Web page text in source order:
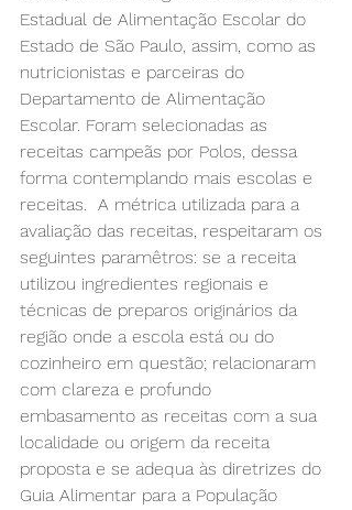
Estadual de Alimentação Escolar do
Estado de São Paulo, assim, como as
nutricionistas e parceiras do
Departamento de Alimentação
Escolar. Foram selecionadas as
receitas campeãs por Polos, dessa
forma contemplando mais escolas e
receitas.  A métrica utilizada para a
avaliação das receitas, respeitaram os
seguintes paramêtros: se a receita
utilizou ingredientes regionais e
técnicas de preparos originários da
região onde a escola está ou do
cozinheiro em questão; relacionaram
com clareza e profundo
embasamento as receitas com a sua
localidade ou origem da receita
proposta e se adequa às diretrizes do
Guia Alimentar para a População